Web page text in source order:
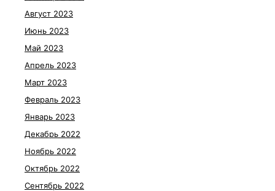
Август 2023
Июнь 2023
Май 2023
Апрель 2023
Март 2023
Февраль 2023
Январь 2023
Декабрь 2022
Ноябрь 2022
Октябрь 2022
Сентябрь 2022